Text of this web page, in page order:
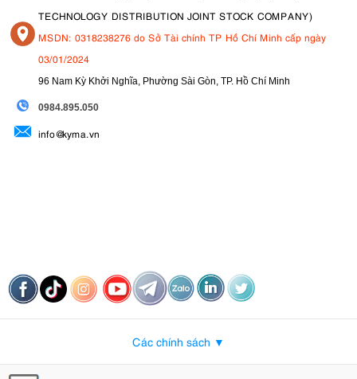
TECHNOLOGY DISTRIBUTION JOINT STOCK COMPANY)
MSDN: 0318238276 do Sở Tài chính TP Hồ Chí Minh cấp ngày
03/01/2024
96 Nam Kỳ Khởi Nghĩa, Phường Sài Gòn, TP. Hồ Chí Minh
0984.895.050
info@kyma.vn
Các chính sách ▼